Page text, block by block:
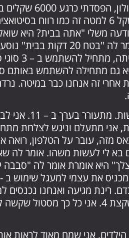
2 בלילה, אני יוצא מדירת
לי, הייתי כבר מופסד בערך 30,000 שקל 6 למטה זה כמו
משלי "אתה בבית? היא
הדרך, מגיע תוך
גם מתחילה להשתמש באותם
אחרי זה אנחנו כבר במיטה.
אני אמור לקום ב – 8, יש לי
אני מתעלם וניגש לצלחת
מזה, עובר על הטלפון,
בא לי לעשות משהו. אומר לה
רינת מגיעה ואנחנו נכנסים
אחרי כמה זמן מסתכל בשעון, רואה שקצת 4. אני כל
אני שמח מאוד לראות